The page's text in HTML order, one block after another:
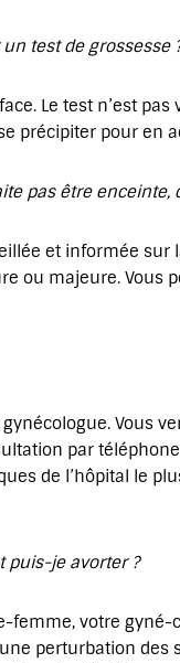
test de grossesse
Le test n’est
précipiter pour en
pas être enceinte,
et informée sur
ou majeure. Vous
Vous
par
de l’hôpital le
puis-je avorter ?
votre
perturbation des